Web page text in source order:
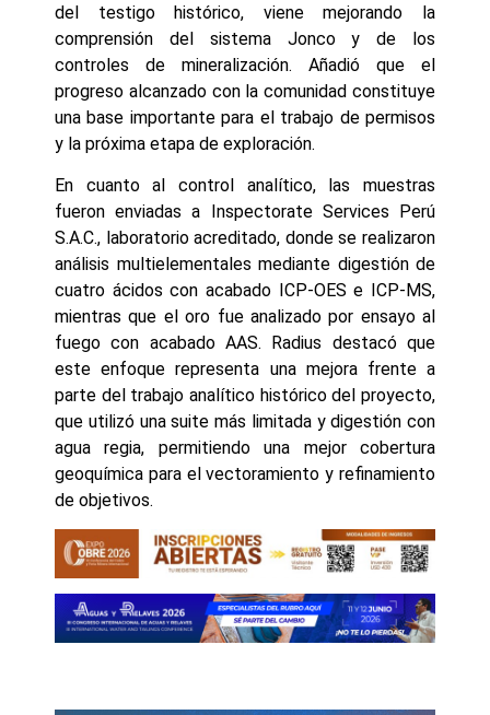
del testigo histórico, viene mejorando la
comprensión del sistema Jonco y de los
controles de mineralización. Añadió que el
progreso alcanzado con la comunidad constituye
una base importante para el trabajo de permisos
y la próxima etapa de exploración.
En cuanto al control analítico, las muestras
fueron enviadas a Inspectorate Services Perú
S.A.C., laboratorio acreditado, donde se realizaron
análisis multielementales mediante digestión de
cuatro ácidos con acabado ICP-OES e ICP-MS,
mientras que el oro fue analizado por ensayo al
fuego con acabado AAS. Radius destacó que
este enfoque representa una mejora frente a
parte del trabajo analítico histórico del proyecto,
que utilizó una suite más limitada y digestión con
agua regia, permitiendo una mejor cobertura
geoquímica para el vectoramiento y refinamiento
de objetivos.